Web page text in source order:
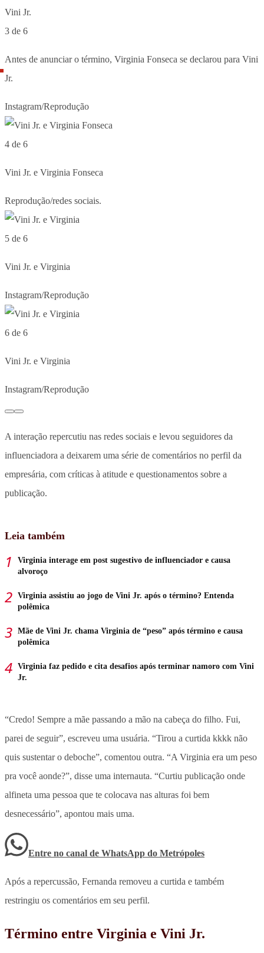
3 de 6
Antes de anunciar o término, Virginia Fonseca se declarou para Vini
Jr.
Instagram/Reprodução
4 de 6
Vini Jr. e Virginia Fonseca
Reprodução/redes sociais.
5 de 6
Vini Jr. e Virginia
Instagram/Reprodução
6 de 6
Vini Jr. e Virginia
Instagram/Reprodução
A interação repercutiu nas redes sociais e levou seguidores da
influenciadora a deixarem uma série de comentários no perfil da
empresária, com críticas à atitude e questionamentos sobre a
publicação.
Leia também
Virginia interage em post sugestivo de influenciador e causa
alvoroço
Virginia assistiu ao jogo de Vini Jr. após o término? Entenda
polêmica
Mãe de Vini Jr. chama Virginia de “peso” após término e causa
polêmica
Virginia faz pedido e cita desafios após terminar namoro com Vini
Jr.
“Credo! Sempre a mãe passando a mão na cabeça do filho. Fui,
parei de seguir”, escreveu uma usuária. “Tirou a curtida kkkk não
quis sustentar o deboche”, comentou outra. “A Virginia era um peso
pra você aonde?”, disse uma internauta. “Curtiu publicação onde
alfineta uma pessoa que te colocava nas alturas foi bem
desnecessário”, apontou mais uma.
Entre no canal de WhatsApp do Metrópoles
Após a repercussão, Fernanda removeu a curtida e também
restringiu os comentários em seu perfil.
Término entre Virginia e Vini Jr.